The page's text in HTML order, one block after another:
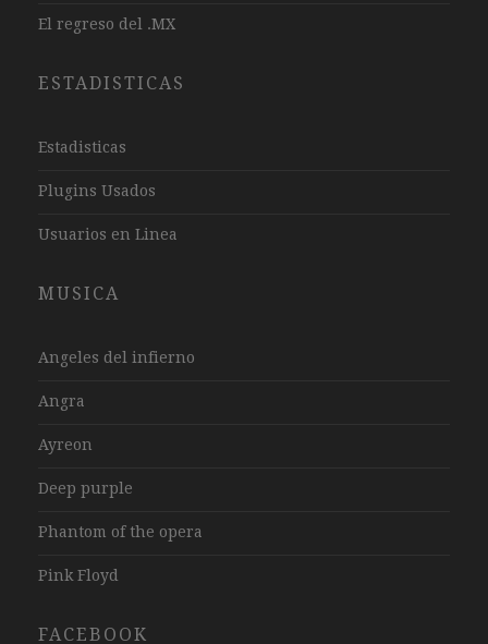
El regreso del .MX
ESTADISTICAS
Estadisticas
Plugins Usados
Usuarios en Linea
MUSICA
Angeles del infierno
Angra
Ayreon
Deep purple
Phantom of the opera
Pink Floyd
FACEBOOK